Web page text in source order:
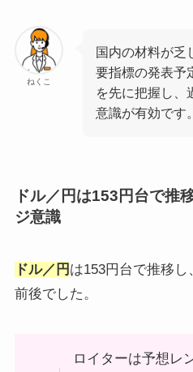
ねくこ
国内の材料が乏
要指標の発表予
を先に把握し、
意識が有効です。
ドル／円は153円台で推
ジ意識
ドル／円 は153円台で推移し
前後でした。
ロイターは予想レ